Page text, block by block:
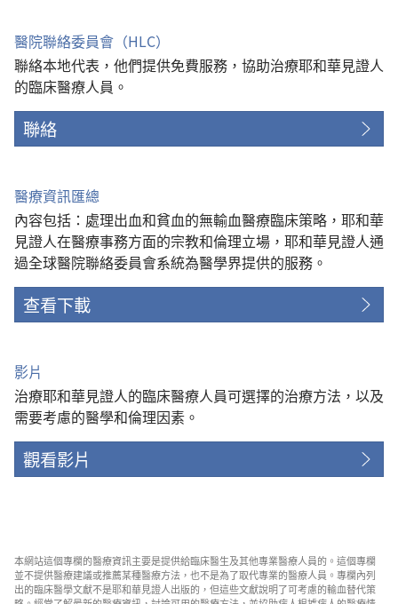
醫院聯絡委員會（HLC）
聯絡本地代表，他們提供免費服務，協助治療耶和華見證人
的臨床醫療人員。
聯絡
醫療資訊匯總
內容包括：處理出血和貧血的無輸血醫療臨床策略，耶和華
見證人在醫療事務方面的宗教和倫理立場，耶和華見證人通
過全球醫院聯絡委員會系統為醫學界提供的服務。
查看下載
影片
治療耶和華見證人的臨床醫療人員可選擇的治療方法，以及
需要考慮的醫學和倫理因素。
觀看影片
本網站這個專欄的醫療資訊主要是提供給臨床醫生及其他專業醫療人員的。這個專欄
並不提供醫療建議或推薦某種醫療方法，也不是為了取代專業的醫療人員。專欄內列
出的臨床醫學文獻不是耶和華見證人出版的，但這些文獻說明了可考慮的輸血替代策